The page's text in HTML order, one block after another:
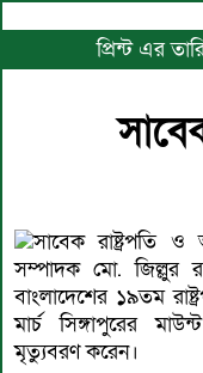
প্রিন্ট এর
সাবেক রাষ্ট্রপতি
সম্পাদক মো. জিল্লুর
বাংলাদেশের ১৯তম
মার্চ সিঙ্গাপুরের
মৃত্যুবরণ করেন।